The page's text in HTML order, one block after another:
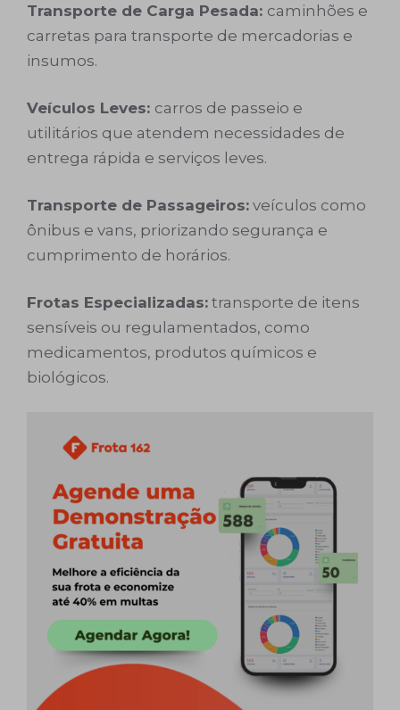
Transporte de Carga Pesada: caminhões e
carretas para transporte de mercadorias e
insumos.
Veículos Leves: carros de passeio e
utilitários que atendem necessidades de
entrega rápida e serviços leves.
Transporte de Passageiros: veículos como
ônibus e vans, priorizando segurança e
cumprimento de horários.
Frotas Especializadas: transporte de itens
sensíveis ou regulamentados, como
medicamentos, produtos químicos e
biológicos.